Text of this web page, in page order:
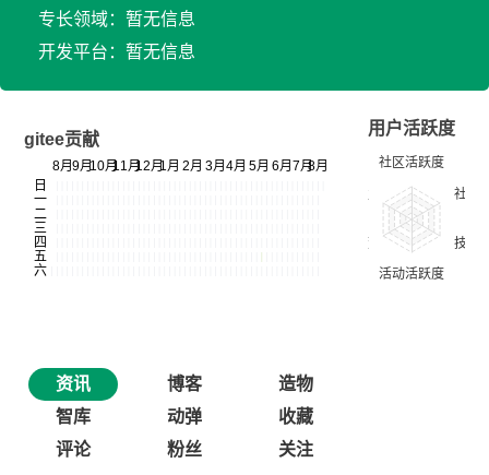
专长领域：暂无信息
开发平台：暂无信息
gitee贡献
用户活跃度
资讯 博客
造物
智库
动弹
收藏
评论
粉丝 关注